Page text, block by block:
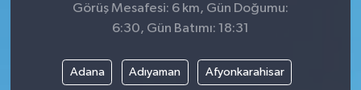
Görüş Mesafesi: 6 km, Gün Doğumu:
6:30, Gün Batımı: 18:31
Adana Adıyaman Afyonkarahisar